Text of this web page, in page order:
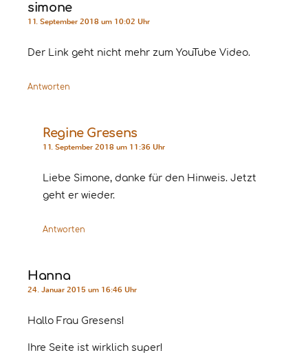
simone
11. September 2018 um 10:02 Uhr
Der Link geht nicht mehr zum YouTube Video.
Antworten
Regine Gresens
11. September 2018 um 11:36 Uhr
Liebe Simone, danke für den Hinweis. Jetzt
geht er wieder.
Antworten
Hanna
24. Januar 2015 um 16:46 Uhr
Hallo Frau Gresens!
Ihre Seite ist wirklich super!